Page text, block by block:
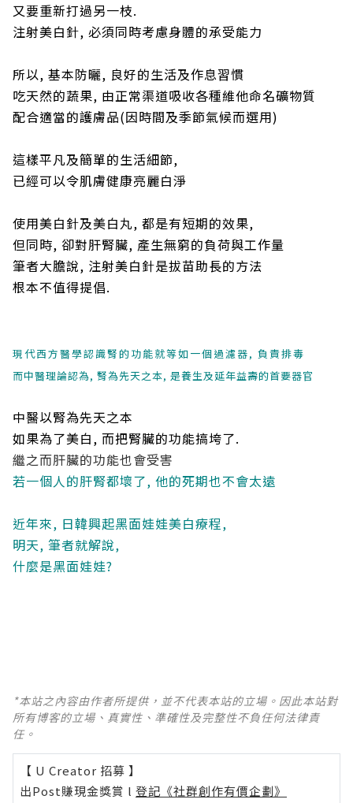
又要重新打過另一枝.
注射美白針, 必須同時考慮身體的承受能力
所以, 基本防曬, 良好的生活及作息習慣
吃天然的蔬果, 由正常渠道吸收各種維他命名礦物質
配合適當的護膚品(因時間及季節氣候而選用)
這樣平凡及簡單的生活細節,
已經可以令肌膚健康亮麗白淨
使用美白針及美白丸, 都是有短期的效果,
但同時, 卻對肝腎臟, 產生無窮的負荷與工作量
筆者大膽說, 注射美白針是拔苗助長的方法
根本不值得提倡.
現代西方醫學認識腎的功能就等如一個過濾器, 負責排毒
而中醫理論認為, 腎為先天之本, 是養生及延年益壽的首要器官
中醫以腎為先天之本
如果為了美白, 而把腎臟的功能搞垮了.
繼之而肝臟的功能也會受害
若一個人的肝腎都壞了, 他的死期也不會太遠
近年來, 日韓興起黑面娃娃美白療程,
明天, 筆者就解說,
什麼是黑面娃娃?
*本站之內容由作者所提供，並不代表本站的立場。因此本站對
所有博客的立場、真實性、準確性及完整性不負任何法律責
任。
【 U Creator 招募 】
出Post賺現金獎賞 l 登記《社群創作有價企劃》